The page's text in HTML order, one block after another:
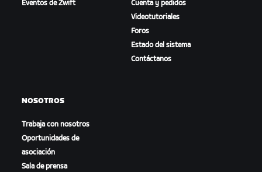
Eventos de Zwift
Cuenta y pedidos
Videotutoriales
Foros
Estado del sistema
Contáctanos
NOSOTROS
Trabaja con nosotros
Oportunidades de
asociación
Sala de prensa